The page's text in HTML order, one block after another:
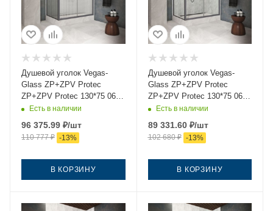
Душевой уголок Vegas-
Glass ZP+ZPV Protec
ZP+ZPV Protec 130*75 06
Moru 130х75 стекло
вороненая сталь без
поддона
Есть в наличии
96 375.99 ₽/шт
110 777₽ -13%
В КОРЗИНУ
Душевой уголок Vegas-
Glass ZP+ZPV Protec
ZP+ZPV Protec 130*75 06
crystalvision 130х75 стекло
вороненая сталь без
поддона
Есть в наличии
89 331.60₽/шт
102 680₽ -13%
В КОРЗИНУ